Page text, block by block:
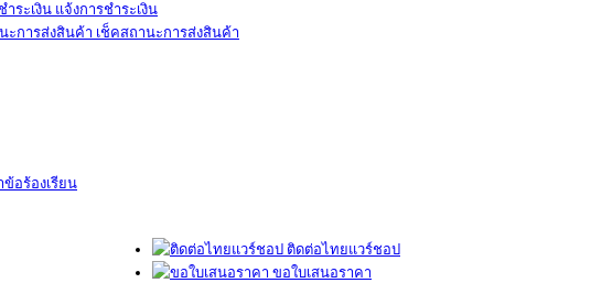
แจ้งการชำระเงิน
เช็คสถานะการส่งสินค้า
อร้องเรียน
ติดต่อไทยแวร์ชอป
ขอใบเสนอราคา